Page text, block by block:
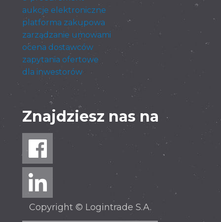
aukcje elektroniczne
platforma zakupowa
zarządzanie umowami
ocena dostawców
zapytania ofertowe
dla inwestorów
Znajdziesz nas na
Copyright © Logintrade S.A.